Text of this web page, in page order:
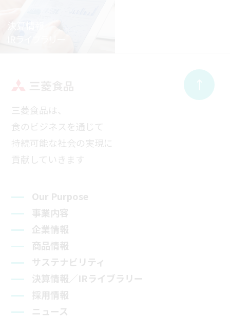
三菱食品は、
食のビジネスを通じて
持続可能な社会の実現に
貢献していきます
Our Purpose
事業内容
企業情報
商品情報
サステナビリティ
決算情報／IRライブラリー
採用情報
ニュース